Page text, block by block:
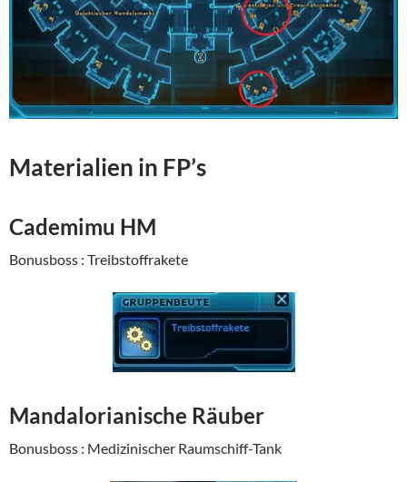
Materialien in FP’s
Cademimu HM
Bonusboss : Treibstoffrakete
Mandalorianische Räuber
Bonusboss : Medizinischer Raumschiff-Tank